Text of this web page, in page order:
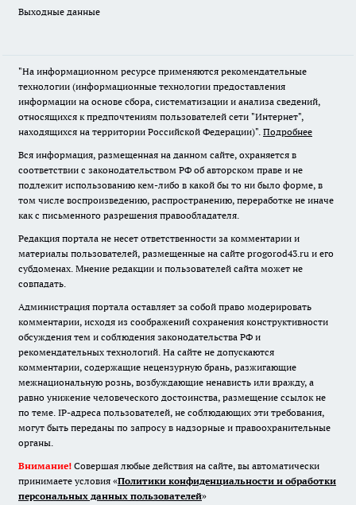
Выходные данные
"На информационном ресурсе применяются рекомендательные
технологии (информационные технологии предоставления
информации на основе сбора, систематизации и анализа сведений,
относящихся к предпочтениям пользователей сети "Интернет",
находящихся на территории Российской Федерации)". Подробнее
Вся информация, размещенная на данном сайте, охраняется в
соответствии с законодательством РФ об авторском праве и не
подлежит использованию кем-либо в какой бы то ни было форме, в
том числе воспроизведению, распространению, переработке не иначе
как с письменного разрешения правообладателя.
Редакция портала не несет ответственности за комментарии и
материалы пользователей, размещенные на сайте progorod43.ru и его
субдоменах. Мнение редакции и пользователей сайта может не
совпадать.
Администрация портала оставляет за собой право модерировать
комментарии, исходя из соображений сохранения конструктивности
обсуждения тем и соблюдения законодательства РФ и
рекомендательных технологий. На сайте не допускаются
комментарии, содержащие нецензурную брань, разжигающие
межнациональную рознь, возбуждающие ненависть или вражду, а
равно унижение человеческого достоинства, размещение ссылок не
по теме. IP-адреса пользователей, не соблюдающих эти требования,
могут быть переданы по запросу в надзорные и правоохранительные
органы.
Внимание! Совершая любые действия на сайте, вы автоматически
принимаете условия «Политики конфиденциальности и обработки
персональных данных пользователей»